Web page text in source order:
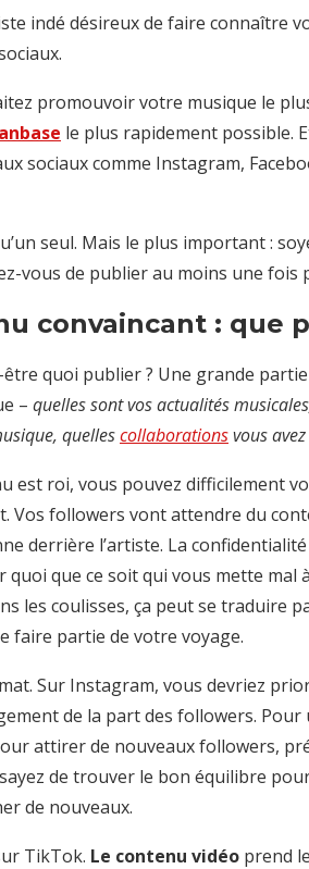
indé désireux de faire connaître
promouvoir votre musique le
le plus rapidement possible.
sociaux comme Instagram,
seul. Mais le plus important : s
vous de publier au moins une fois
convaincant : que
quoi publier ? Une grande
– quelles sont vos actualités
quellescollaborationsvous
est roi, vous pouvez difficilement
Vos followers vont attendre du
derrière l’artiste. La
que ce soit qui vous mette mal
les coulisses, ça peut se traduire
faire partie de votre voyage.
Sur Instagram, vous devriez
de la part des followers.
attirer de nouveaux followers,
de trouver le bon équilibre
de nouveaux.
TikTok. Le contenu vidéo prend